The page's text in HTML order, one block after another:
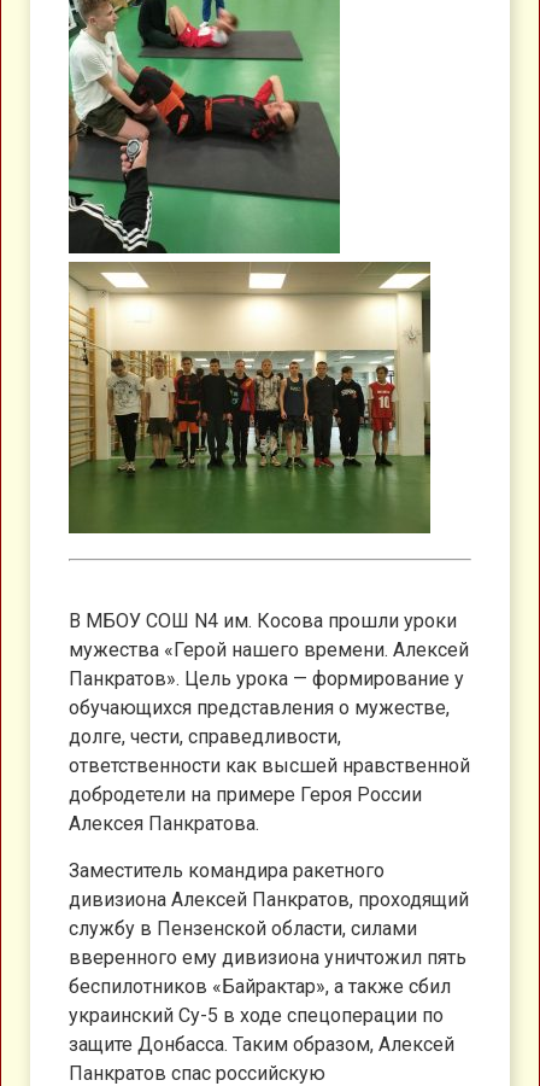
В МБОУ СОШ N4 им. Косова прошли уроки
мужества «Герой нашего времени. Алексей
Панкратов». Цель урока — формирование у
обучающихся представления о мужестве,
долге, чести, справедливости,
ответственности как высшей нравственной
добродетели на примере Героя России
Алексея Панкратова.
Заместитель командира ракетного
дивизиона Алексей Панкратов, проходящий
службу в Пензенской области, силами
вверенного ему дивизиона уничтожил пять
беспилотников «Байрактар», а также сбил
украинский Су-5 в ходе спецоперации по
защите Донбасса. Таким образом, Алексей
Панкратов спас российскую